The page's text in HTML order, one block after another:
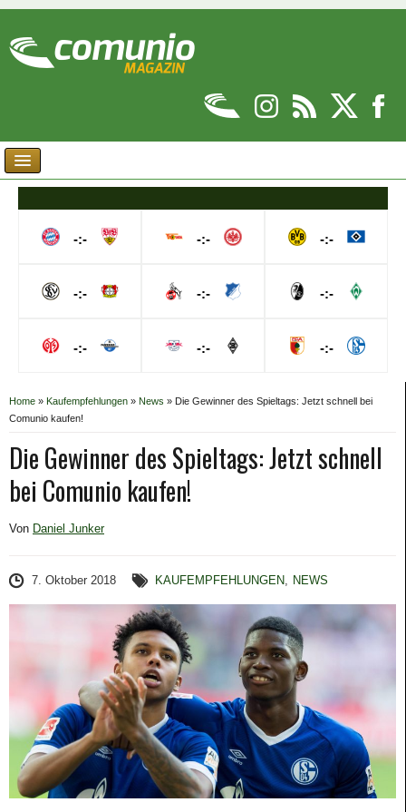
-:-
-:-
-:-
-:-
-:-
-:-
-:-
-:-
-:-
Home » Kaufempfehlungen » News » Die Gewinner des Spieltags: Jetzt schnell bei
Comunio kaufen!
Die Gewinner des Spieltags: Jetzt schnell
bei Comunio kaufen!
Von Daniel Junker
7. Oktober 2018 KAUFEMPFEHLUNGEN, NEWS